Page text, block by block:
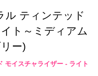
ル ティンテッド
ト～ミディアム
ー)
モイスチャライザー - ライト